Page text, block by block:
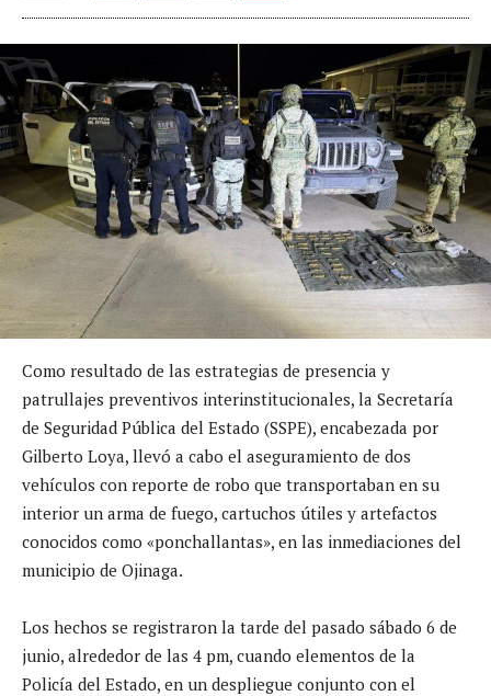
Como resultado de las estrategias de presencia y
patrullajes preventivos interinstitucionales, la Secretaría
de Seguridad Pública del Estado (SSPE), encabezada por
Gilberto Loya, llevó a cabo el aseguramiento de dos
vehículos con reporte de robo que transportaban en su
interior un arma de fuego, cartuchos útiles y artefactos
conocidos como «ponchallantas», en las inmediaciones del
municipio de Ojinaga.
Los hechos se registraron la tarde del pasado sábado 6 de
junio, alrededor de las 4 pm, cuando elementos de la
Policía del Estado, en un despliegue conjunto con el